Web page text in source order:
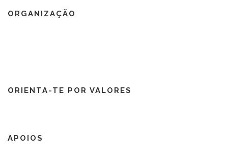
ORGANIZAÇÃO
ORIENTA-TE POR VALORES
APOIOS